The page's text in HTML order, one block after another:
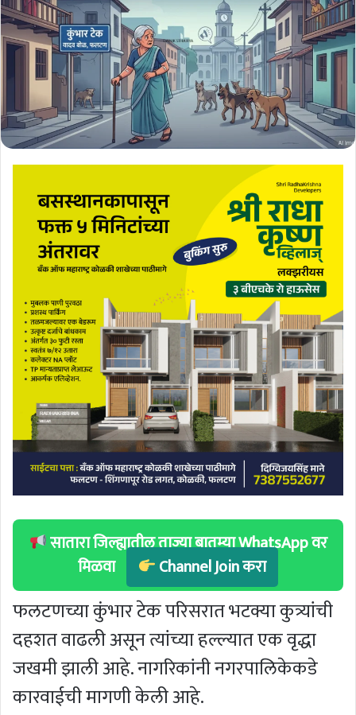
सातारा जिल्ह्यातील ताज्या बातम्या WhatsApp वर
मिळवा
Channel Join करा
फलटणच्या कुंभार टेक परिसरात भटक्या कुत्र्यांची
दहशत वाढली असून त्यांच्या हल्ल्यात एक वृद्धा
जखमी झाली आहे. नागरिकांनी नगरपालिकेकडे
कारवाईची मागणी केली आहे.